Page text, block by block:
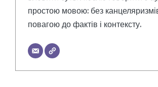
простою мовою: без
повагою до фактів і контексту.